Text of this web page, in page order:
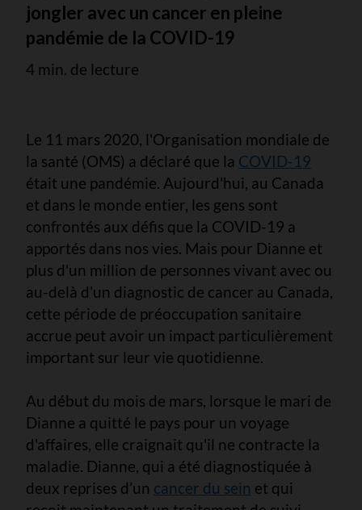
jongler avec un cancer en pleine
pandémie de la COVID-19
4 min. de lecture
Le 11 mars 2020, l'Organisation mondiale de
la santé (OMS) a déclaré que la COVID-19
était une pandémie. Aujourd'hui, au Canada
et dans le monde entier, les gens sont
confrontés aux défis que la COVID-19 a
apportés dans nos vies. Mais pour Dianne et
plus d'un million de personnes vivant avec ou
au-delà d’un diagnostic de cancer au Canada,
cette période de préoccupation sanitaire
accrue peut avoir un impact particulièrement
important sur leur vie quotidienne.
Au début du mois de mars, lorsque le mari de
Dianne a quitté le pays pour un voyage
d'affaires, elle craignait qu'il ne contracte la
maladie. Dianne, qui a été diagnostiquée à
deux reprises d’un cancer du sein et qui